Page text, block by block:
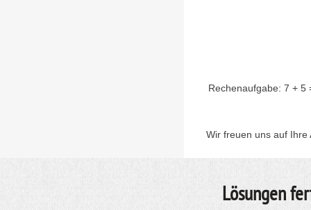
Rechenaufgabe: 7 + 5
Wir freuen uns auf Ihre
Lösungen